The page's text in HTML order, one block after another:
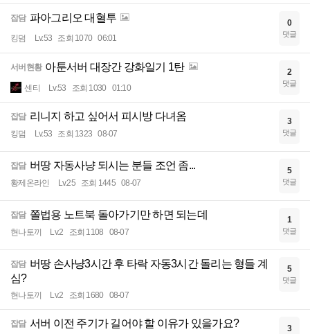
잡담 파아그리오 대혈투
킹덤 Lv.53 조회 1070 06:01
0
댓글
서버현황 아툰서버 대장간 강화일기 1탄
센티 Lv.53 조회 1030 01:10
2
댓글
잡담 리니지 하고 싶어서 피시방 다녀옴
킹덤 Lv.53 조회 1323 08-07
3
댓글
잡담 버땅 자동사냥 되시는 분들 조언 좀...
황제온라인 Lv.25 조회 1445 08-07
5
댓글
잡담 쫄법용 노트북 돌아가기만 하면 되는데
현나토끼 Lv.2 조회 1108 08-07
1
댓글
잡담 버땅 손사냥3시간 후 타락 자동3시간 돌리는 형들 계
심?
현나토끼 Lv.2 조회 1680 08-07
5
댓글
잡담 서버 이전 주기가 길어야 할 이유가 있을가요? 3